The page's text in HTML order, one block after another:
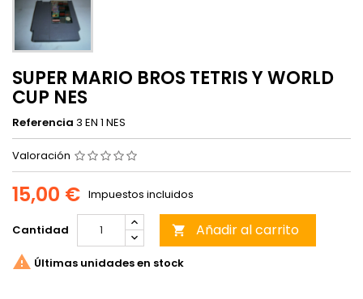
SUPER MARIO BROS TETRIS Y WORLD
CUP NES
Referencia 3 EN 1 NES
Valoración
15,00 € Impuestos incluidos
Cantidad  Añadir al carrito
 Últimas unidades en stock